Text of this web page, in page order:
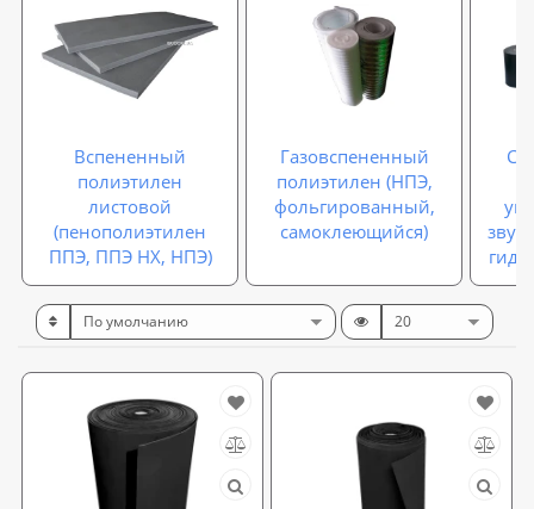
Вспененный
полиэтилен
листовой
(пенополиэтилен
ППЭ, ППЭ НХ, НПЭ)
Газовспененный
полиэтилен (НПЭ,
фольгированный,
самоклеющийся)